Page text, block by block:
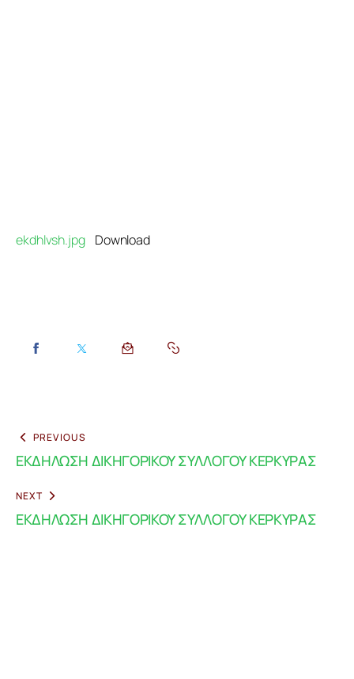
ekdhlvsh.jpg Download
PREVIOUS
ΕΚΔΗΛΩΣΗ ΔΙΚΗΓΟΡΙΚΟΥ ΣΥΛΛΟΓΟΥ ΚΕΡΚΥΡΑΣ
NEXT
ΕΚΔΗΛΩΣΗ ΔΙΚΗΓΟΡΙΚΟΥ ΣΥΛΛΟΓΟΥ ΚΕΡΚΥΡΑΣ